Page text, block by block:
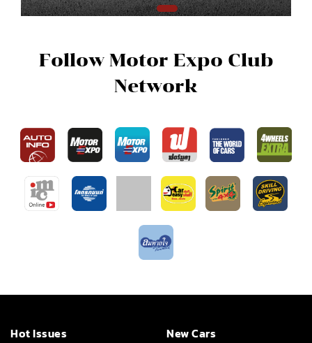
Follow Motor Expo Club
Network
Hot Issues
New Cars